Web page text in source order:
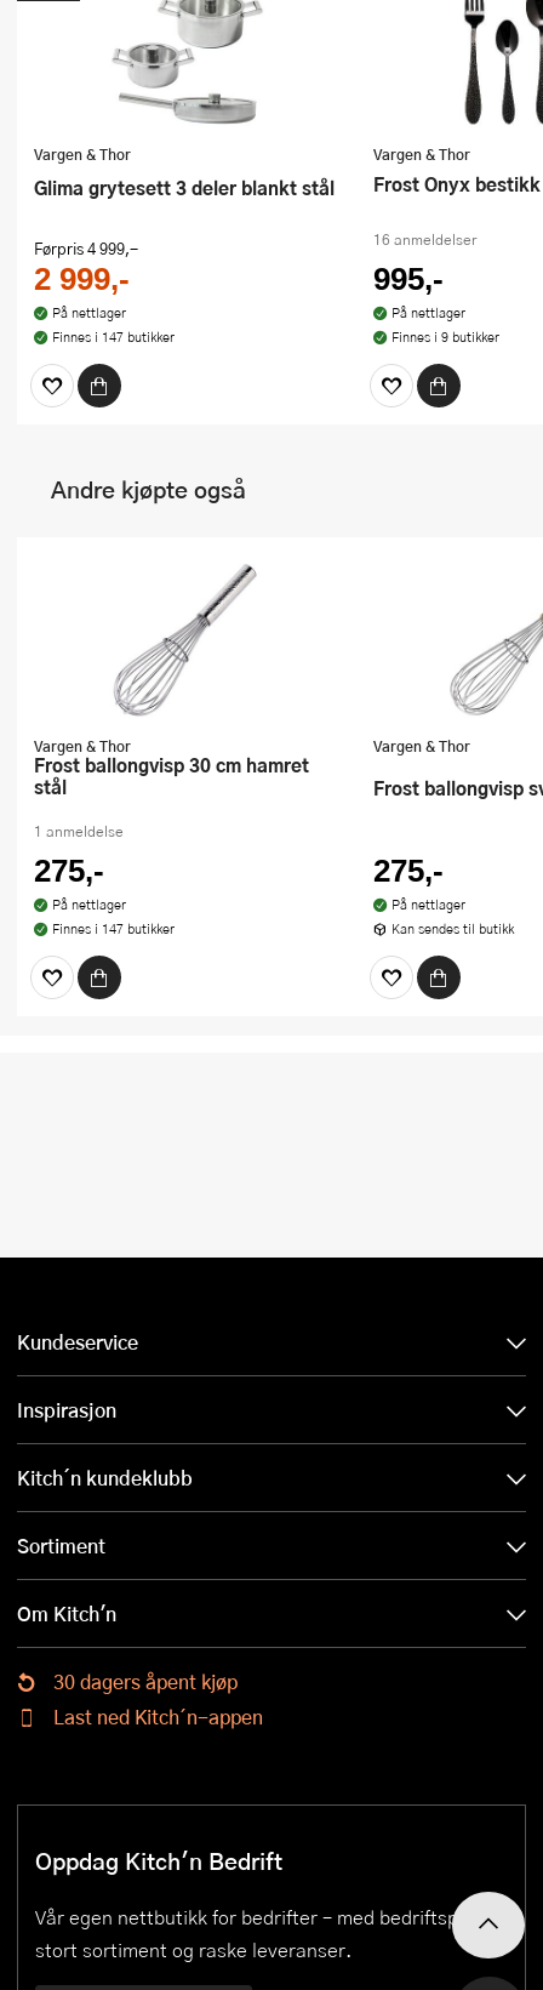
Vargen & Thor
Glima grytesett 3 deler blankt stål
Førpris4 999,-
2 999,-
På nettlager
Finnes i 147 butikker
Vargen & Thor
Frost Onyx
16 anmeldelser
995,-
På nettlager
Finnes i 9 butikker
Andre kjøpte også
Vargen & Thor
Frost ballongvisp 30 cm hamret
stål
1 anmeldelse
275,-
På nettlager
Finnes i 147 butikker
Vargen & Thor
Frost ballongvisp
275,-
På nettlager
Kan sendes til butikk
Kundeservice
Inspirasjon
Kitch´n kundeklubb
Sortiment
Om Kitch'n
30 dagers åpent kjøp
Last ned Kitch´n-appen
Oppdag Kitch'n Bedrift
Vår egen nettbutikk for bedrifter – med bedriftspriser,
stort sortiment og raske leveranser.